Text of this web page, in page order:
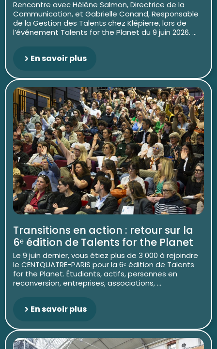
Rencontre avec Hélène Salmon, Directrice de la
Communication, et Gabrielle Conand, Responsable
de la Gestion des Talents chez Klépierre, lors de
l’événement Talents for the Planet du 9 juin 2026. ...
En savoir plus
Transitions en action : retour sur la
6ᵉ édition de Talents for the Planet
Le 9 juin dernier, vous étiez plus de 3 000 à rejoindre
le CENTQUATRE-PARIS pour la 6ᵉ édition de Talents
for the Planet. Étudiants, actifs, personnes en
reconversion, entreprises, associations, ...
En savoir plus